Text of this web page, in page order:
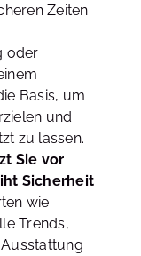
Zeiten
oder
Basis, um
und
zu lassen.
Sie vor
Sicherheit
wie
Trends,